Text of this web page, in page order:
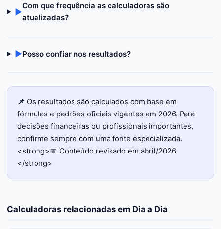
▶
Com que frequência as calculadoras são
atualizadas?
▶Posso confiar nos resultados?
📌 Os resultados são calculados com base em
fórmulas e padrões oficiais vigentes em 2026. Para
decisões financeiras ou profissionais importantes,
confirme sempre com uma fonte especializada.
<strong>📅 Conteúdo revisado em abril/2026.
</strong>
Calculadoras relacionadas em Dia a Dia